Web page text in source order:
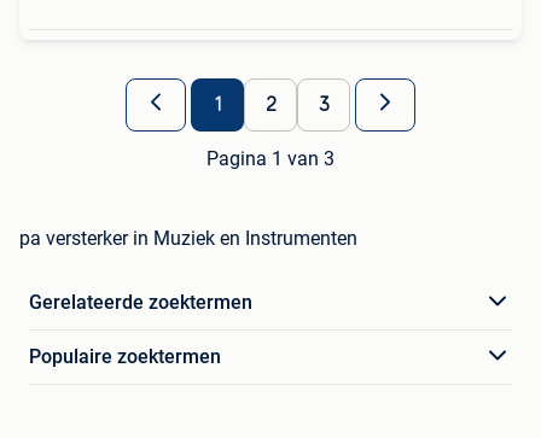
1 2 3
Pagina 1 van 3
pa versterker in Muziek en Instrumenten
Gerelateerde zoektermen
Populaire zoektermen